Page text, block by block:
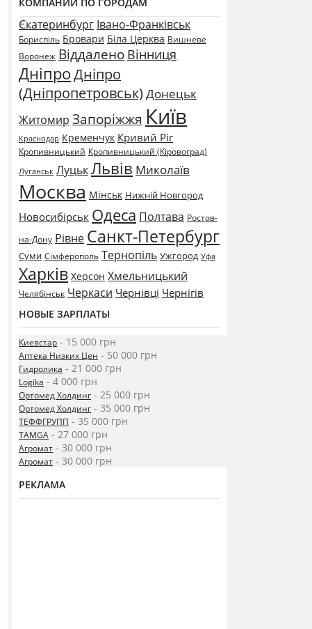
Єкатеринбург Івано-Франківськ
Бориспіль Бровари Біла Церква Вишневе
Воронеж Віддалено Вінниця
ДніпроДніпро
(Дніпропетровськ) Донецьк
Житомир Запоріжжя Київ
Краснодар Кременчук Кривий Ріг
Кропивницький Кропивницький (Кіровоград)
Луганськ ЛуцькЛьвів Миколаїв
Москва Мінськ Нижній Новгород
Новосибірськ Одеса Полтава Ростов-
на-Дону Рівне Санкт-Петербург
Суми Сімферополь Тернопіль Ужгород Уфа
Харків Херсон Хмельницький
Челябінськ Черкаси Чернівці Чернігів
НОВЫЕ ЗАРПЛАТЫ
Киевстар - 15 000 грн
Аптека Низких Цен - 50 000 грн
Гидролика - 21 000 грн
Logika - 4 000 грн
Ортомед Холдинг - 25 000 грн
Ортомед Холдинг - 35 000 грн
ТЕФФГРУПП - 35 000 грн
TAMGA - 27 000 грн
Агромат - 30 000 грн
Агромат - 30 000 грн
РЕКЛАМА